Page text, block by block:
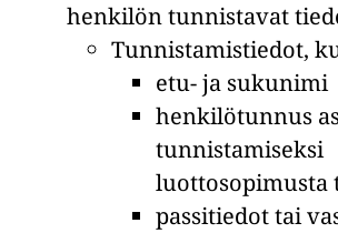
henkilön tunnistavat
Tunnistamistiedot,
etu- ja sukunimi
henkilötunnus
tunnistamiseksi
luottosopimusta
passitiedot tai